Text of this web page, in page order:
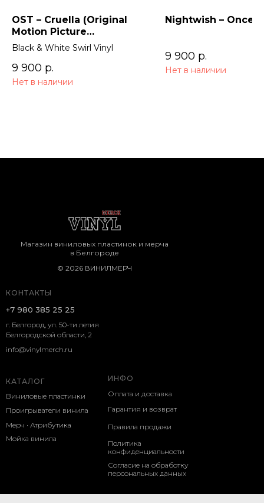
OST – Cruella (Original
Motion Picture
Soundtrack) 2LP
Black & White Swirl Vinyl
9 900 р.
Нет в наличии
Nightwish – Once
9 900 р.
Нет в наличии
КОНТАКТЫ
г. Белгород, ул. 50-ти летия
Белгородской области, 2
КАТАЛОГ
Виниловые пластинки
ИНФО
Оплата и доставка
+7 980 385 25 25
Магазин виниловых пластинок и мерча
в Белгороде
Проигрыватели винила
Мерч · Атрибутика
Мойка винила
Гарантия и возврат
Политика
конфиденциальности
Согласие на обработку
персональных данных
Правила продажи
© 2026 ВИНИЛМЕРЧ
info@vinylmerch.ru